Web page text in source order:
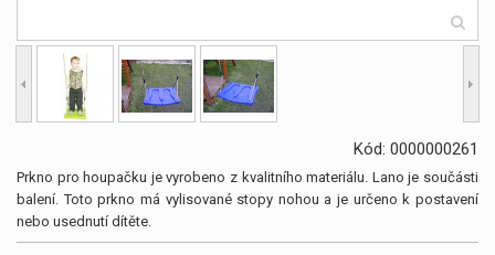
Kód: 0000000261
Prkno pro houpačku je vyrobeno z kvalitního materiálu. Lano je součásti
balení. Toto prkno má vylisované stopy nohou a je určeno k postavení
nebo usednutí dítěte.